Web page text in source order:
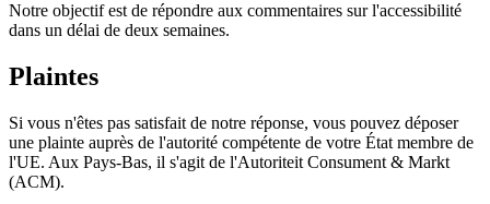
Notre objectif est de répondre aux commentaires sur l'accessibilité
dans un délai de deux semaines.
Plaintes
Si vous n'êtes pas satisfait de notre réponse, vous pouvez déposer
une plainte auprès de l'autorité compétente de votre État membre de
l'UE. Aux Pays-Bas, il s'agit de l'Autoriteit Consument & Markt
(ACM).